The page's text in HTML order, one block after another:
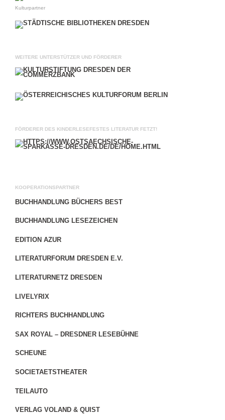
Kulturpartner
WEITERE UNTERSTÜTZER UND FÖRDERER
FÖRDERER DES KINDERLESEFESTES LITERATUR FETZT!
KOOPERATIONSPARTNER
BUCHHANDLUNG BÜCHERS BEST
BUCHHANDLUNG LESEZEICHEN
EDITION AZUR
LITERATURFORUM DRESDEN E.V.
LITERATURNETZ DRESDEN
LIVELYRIX
RICHTERS BUCHHANDLUNG
SAX ROYAL – DRESDNER LESEBÜHNE
SCHEUNE
SOCIETAETSTHEATER
TEILAUTO
VERLAG VOLAND & QUIST